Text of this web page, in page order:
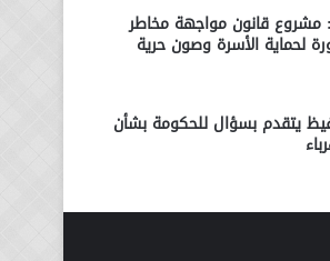
مشروع قانون مواجهة مخاطر
لحماية الأسرة وصون حرية
يتقدم بسؤال للحكومة بشأن